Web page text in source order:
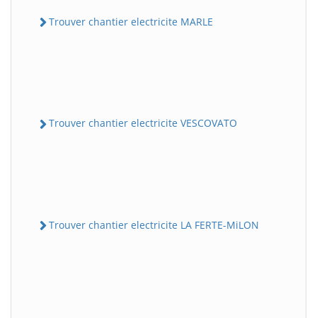
Trouver chantier electricite MARLE
Trouver chantier electricite VESCOVATO
Trouver chantier electricite LA FERTE-MiLON